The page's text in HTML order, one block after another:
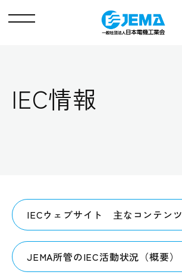
メ
IEC情報
IECウェブサイト 主なコンテンツ
JEMA所管のIEC活動状況（概要）